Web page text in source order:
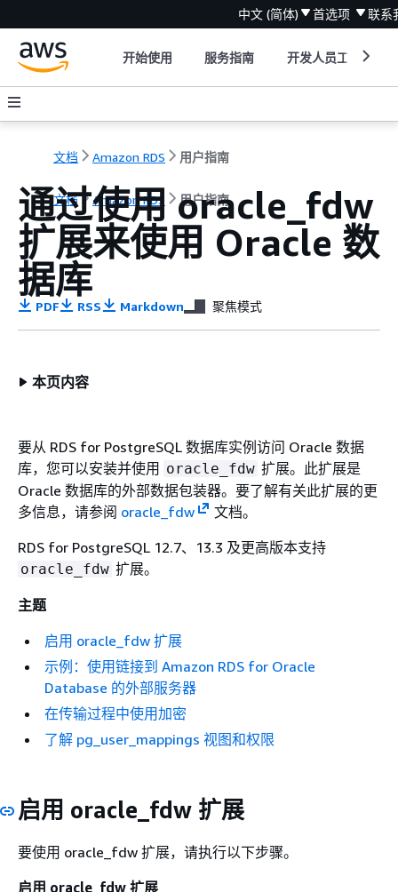
中文 (简体) 首选项 联系
开始使用 服务指南 开发人员工具
文档 Amazon RDS 用户指南
文档 Amazon RDS 用户指南
通过使用 oracle_fdw
扩展来使用 Oracle 数
据库
PDF RSS Markdown 聚焦模式
本页内容
要从 RDS for PostgreSQL 数据库实例 访问 Oracle 数据
库，您可以安装并使用 oracle_fdw 扩展。此扩展是
Oracle 数据库的外部数据包装器。要了解有关此扩展的更
多信息，请参阅 oracle_fdw
文档。
RDS for PostgreSQL 12.7、13.3 及更高版本支持
oracle_fdw 扩展。
主题
启用 oracle_fdw 扩展
示例：使用链接到 Amazon RDS for Oracle
Database 的外部服务器
在传输过程中使用加密
了解 pg_user_mappings 视图和权限
启用 oracle_fdw 扩展
要使用 oracle_fdw 扩展，请执行以下步骤。
启用 oracle_fdw 扩展